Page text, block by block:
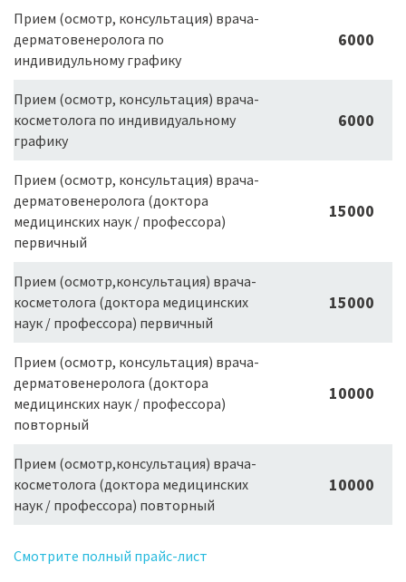
Прием (осмотр, консультация) врача-
дерматовенеролога по
индивидульному графику
6000
Прием (осмотр, консультация) врача-
косметолога по индивидуальному
графику
6000
Прием (осмотр, консультация) врача-
дерматовенеролога (доктора
медицинских наук / профессора)
первичный
15000
Прием (осмотр,консультация) врача-
косметолога (доктора медицинских
наук / профессора) первичный
15000
Прием (осмотр, консультация) врача-
дерматовенеролога (доктора
медицинских наук / профессора)
повторный
10000
Прием (осмотр,консультация) врача-
косметолога (доктора медицинских
наук / профессора) повторный
10000
Смотрите полный прайс-лист